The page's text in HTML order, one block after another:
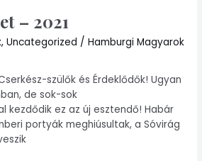
– 2021
,Uncategorized /Hamburgi Magyarok
szülők és Érdeklődők! Ugyan
de sok-sok
kezdődik ez az új esztendő! Habár
portyák meghiúsultak, a Sóvirág